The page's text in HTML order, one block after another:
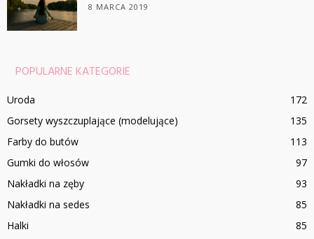
8 MARCA 2019
POPULARNE KATEGORIE
Uroda
172
Gorsety wyszczuplające (modelujące)
135
Farby do butów
113
Gumki do włosów
97
Nakładki na zęby
93
Nakładki na sedes
85
Halki
85